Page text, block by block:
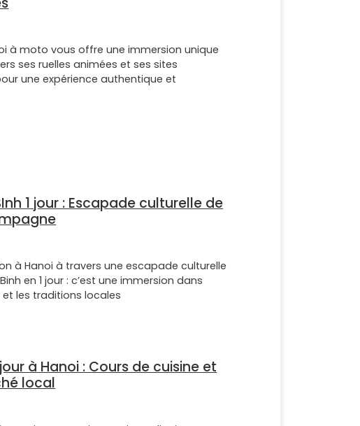
à moto vous offre une immersion unique
ses ruelles animées et ses sites
une expérience authentique et
1 jour : Escapade culturelle de
à Hanoi à travers une escapade culturelle
en 1 jour : c’est une immersion dans
et les traditions locales
à Hanoi : Cours de cuisine et
local